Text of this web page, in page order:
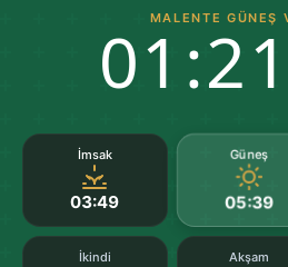
MALENTE GÜNEŞ
İmsak
03:49
Güneş
05:39
İkindi Akşam